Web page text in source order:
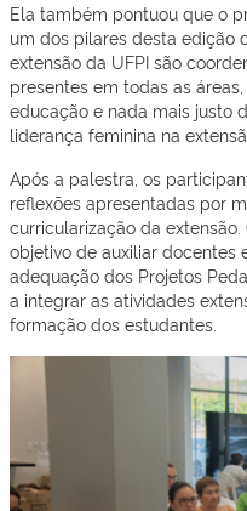
Ela também pontuou que o
um dos pilares desta edição
extensão da UFPI são
presentes em todas as
educação e nada mais justo
liderança feminina na
Após a palestra, os
reflexões apresentadas por
curricularização da
objetivo de auxiliar docentes
adequação dos Projetos
a integrar as atividades
formação dos estudantes.